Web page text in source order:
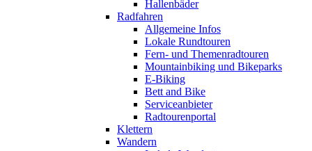
Hallenbäder
Radfahren
Allgemeine Infos
Lokale Rundtouren
Fern- und Themenradtouren
Mountainbiking und Bikeparks
E-Biking
Bett and Bike
Serviceanbieter
Radtourenportal
Klettern
Wandern